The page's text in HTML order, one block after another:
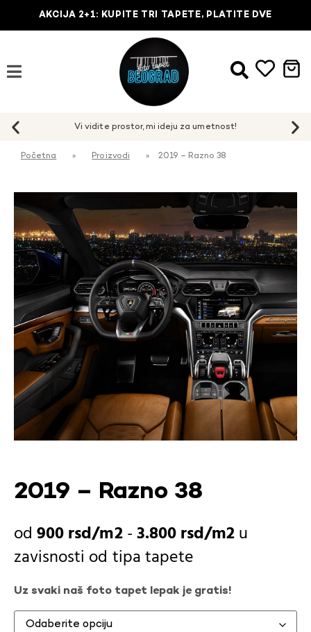
AKCIJA 2+1: KUPITE TRI TAPETE, PLATITE DVE
Početna » Proizvodi » 2019 – Razno 38
2019 – Razno 38
900rsd -3.800rsd
u
zavisnosti od tipa tapete
Uz svaki naš foto tapet lepak je gratis!